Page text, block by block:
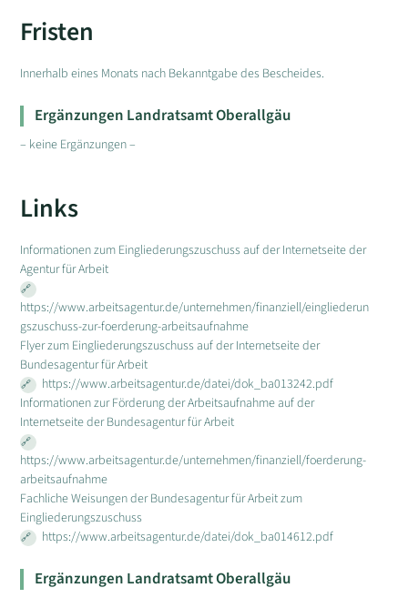
Fristen
Innerhalb eines Monats nach Bekanntgabe des Bescheides.
Ergänzungen Landratsamt Oberallgäu
– keine Ergänzungen –
Links
Informationen zum Eingliederungszuschuss auf der Internetseite der
Agentur für Arbeit
https://www.arbeitsagentur.de/unternehmen/finanziell/eingliederun
gszuschuss-zur-foerderung-arbeitsaufnahme
Flyer zum Eingliederungszuschuss auf der Internetseite der
Bundesagentur für Arbeit
https://www.arbeitsagentur.de/datei/dok_ba013242.pdf
Informationen zur Förderung der Arbeitsaufnahme auf der
Internetseite der Bundesagentur für Arbeit
https://www.arbeitsagentur.de/unternehmen/finanziell/foerderung-
arbeitsaufnahme
Fachliche Weisungen der Bundesagentur für Arbeit zum
Eingliederungszuschuss
https://www.arbeitsagentur.de/datei/dok_ba014612.pdf
Ergänzungen Landratsamt Oberallgäu